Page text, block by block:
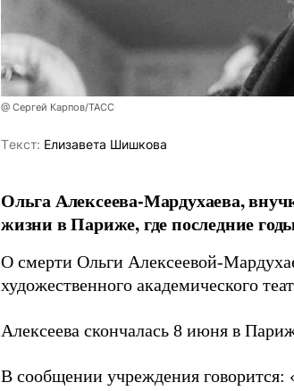
@ Сергей Карпов/ТАСС
Tекст: Елизавета Шишкова
Ольга Алексеева-Мардухаева,
жизни в Париже, где последние
О смерти Ольги Алексеевой-
художественного академического
Алексеева скончалась 8 июня в
В сообщении учреждения